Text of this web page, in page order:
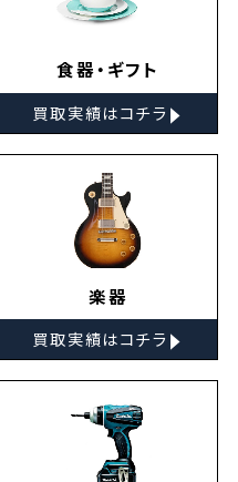
食器・ギフト
買取実績はコチラ ▸
楽器
買取実績はコチラ ▸